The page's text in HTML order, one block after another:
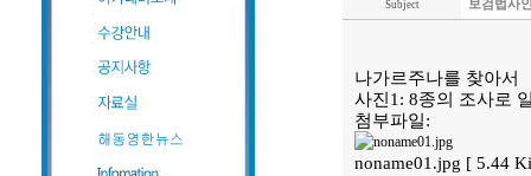
Subject 보검법사
나가르주나를 찾아서
사진1: 8종의 조사로
첨부파일:
noname01.jpg [ 5.44